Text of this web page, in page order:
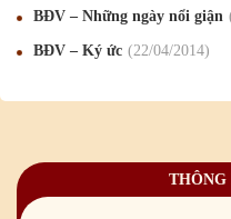
BĐV – Những ngày nổi giận
BĐV – Ký ức 22/04/2014
THÔNG
Chúc mừng Giáng sinh và
Chúc mừng Giáng sinh và Năm
Mừng Xuân Giáp Thìn 2024
Mừng Xuân Quý Mão 2023